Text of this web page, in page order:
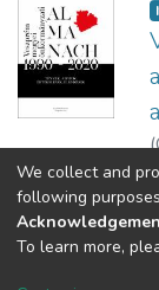
(
We collect and
following
To learn more,